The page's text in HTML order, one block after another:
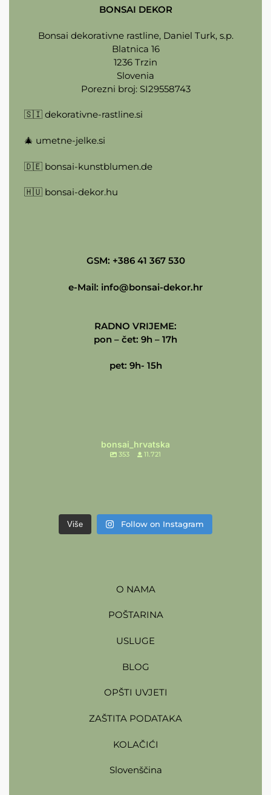
BONSAI DEKOR
Bonsai dekorativne rastline, Daniel Turk, s.p.
Blatnica 16
1236 Trzin
Slovenia
Porezni broj: SI29558743
🇸🇮 dekorativne-rastline.si
🎄 umetne-jelke.si
🇩🇪 bonsai-kunstblumen.de
🇭🇺 bonsai-dekor.hu
GSM: +386 41 367 530
e-Mail: info@bonsai-dekor.hr
RADNO VRIJEME:
pon – čet: 9h – 17h
pet: 9h- 15h
bonsai_hrvatska
353 11.721
Više Follow on Instagram
O NAMA
POŠTARINA
USLUGE
BLOG
OPŠTI UVJETI
ZAŠTITA PODATAKA
KOLAČIĆI
Slovenščina